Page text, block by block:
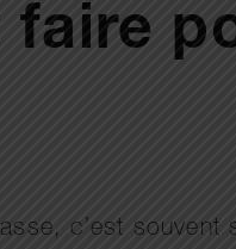
faire
c’est